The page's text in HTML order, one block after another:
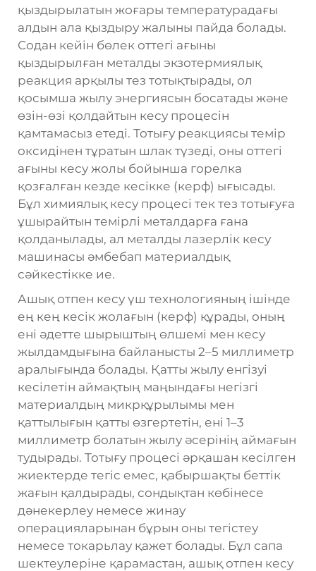
қыздырылатын жоғары температурадағы
алдын ала қыздыру жалыны пайда болады.
Содан кейін бөлек оттегі ағыны
қыздырылған металды экзотермиялық
реакция арқылы тез тотықтырады, ол
қосымша жылу энергиясын босатады және
өзін-өзі қолдайтын кесу процесін
қамтамасыз етеді. Тотығу реакциясы темір
оксидінен тұратын шлак түзеді, оны оттегі
ағыны кесу жолы бойынша горелка
қозғалған кезде кесікке (керф) ығысады.
Бұл химиялық кесу процесі тек тез тотығуға
ұшырайтын темірлі металдарға ғана
қолданылады, ал металды лазерлік кесу
машинасы әмбебап материалдық
сәйкестікке ие.
Ашық отпен кесу үш технологияның ішінде
ең кең кесік жолағын (керф) құрады, оның
ені әдетте шырыштың өлшемі мен кесу
жылдамдығына байланысты 2–5 миллиметр
аралығында болады. Қатты жылу енгізуі
кесілетін аймақтың маңындағы негізгі
материалдың микрқұрылымы мен
қаттылығын қатты өзгертетін, ені 1–3
миллиметр болатын жылу әсерінің аймағын
тудырады. Тотығу процесі әрқашан кесілген
жиектерде тегіс емес, қабыршақты беттік
жағын қалдырады, сондықтан көбінесе
дәнекерлеу немесе жинау
операцияларынан бұрын оны тегістеу
немесе токарьлау қажет болады. Бұл сапа
шектеулеріне қарамастан, ашық отпен кесу